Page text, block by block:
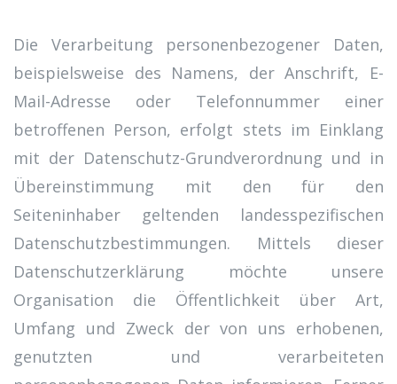
Die Verarbeitung personenbezogener Daten,
beispielsweise des Namens, der Anschrift, E-
Mail-Adresse oder Telefonnummer einer
betroffenen Person, erfolgt stets im Einklang
mit der Datenschutz-Grundverordnung und in
Übereinstimmung mit den für den
Seiteninhaber geltenden landesspezifischen
Datenschutzbestimmungen. Mittels dieser
Datenschutzerklärung möchte unsere
Organisation die Öffentlichkeit über Art,
Umfang und Zweck der von uns erhobenen,
genutzten und verarbeiteten